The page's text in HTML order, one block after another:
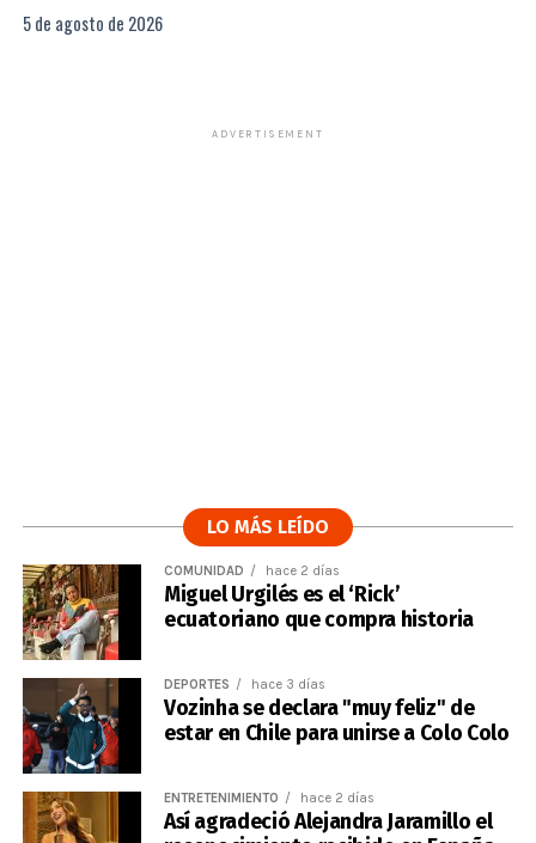
5 de agosto de 2026
ADVERTISEMENT
LO MÁS LEÍDO
COMUNIDAD hace 2 días
Miguel Urgilés es el ‘Rick’
ecuatoriano que compra historia
DEPORTES hace 3 días
Vozinha se declara "muy feliz" de
estar en Chile para unirse a Colo Colo
ENTRETENIMIENTO hace 2 días
Así agradeció Alejandra Jaramillo el